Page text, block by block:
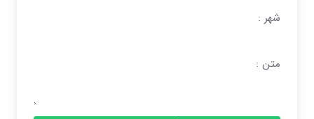
شهر :
متن :